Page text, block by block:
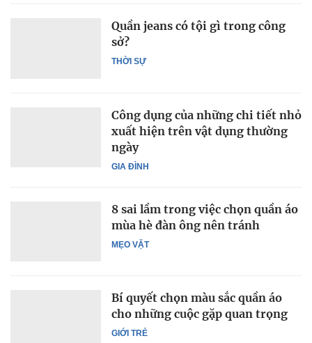
THỜI SỰ
Quần jeans có tội gì trong công
sở?
GIA ĐÌNH
Công dụng của những chi tiết nhỏ
xuất hiện trên vật dụng thường
ngày
MẸO VẶT
8 sai lầm trong việc chọn quần áo
mùa hè đàn ông nên tránh
GIỚI TRẺ
Bí quyết chọn màu sắc quần áo
cho những cuộc gặp quan trọng